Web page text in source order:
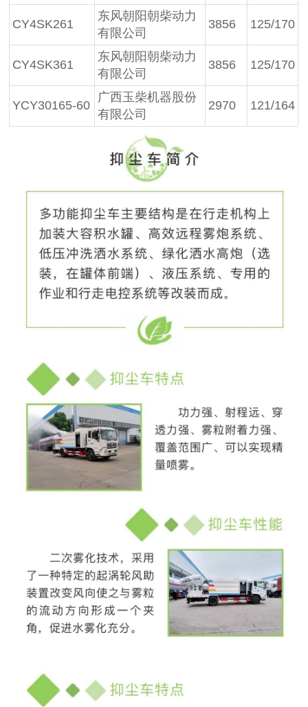
CY4SK261
东风朝阳朝柴动力
有限公司
3856 125/170
CY4SK361
东风朝阳朝柴动力
有限公司
3856 125/170
YCY30165-60
广西玉柴机器股份
有限公司
2970 121/164